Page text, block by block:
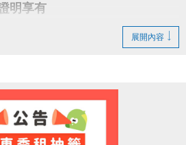
明享有
園加油！
天桃猿 #RakutenMonkeys
封王同樂 #運動中心優惠 #全民
展開內容